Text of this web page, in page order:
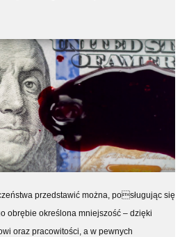
przedstawić można, posługując się
obrębie określona mniejszość – dzięki
oraz pracowitości, a w pewnych